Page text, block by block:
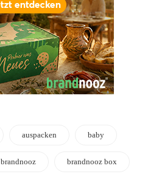
auspacken baby
brandnooz brandnooz box